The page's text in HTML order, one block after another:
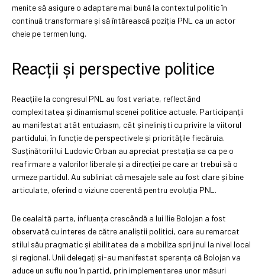
menite să asigure o adaptare mai bună la contextul politic în
continuă transformare și să întărească poziția PNL ca un actor
cheie pe termen lung.
Reacții și perspective politice
Reacțiile la congresul PNL au fost variate, reflectând
complexitatea și dinamismul scenei politice actuale. Participanții
au manifestat atât entuziasm, cât și neliniști cu privire la viitorul
partidului, în funcție de perspectivele și prioritățile fiecăruia.
Susținătorii lui Ludovic Orban au apreciat prestația sa ca pe o
reafirmare a valorilor liberale și a direcției pe care ar trebui să o
urmeze partidul. Au subliniat că mesajele sale au fost clare și bine
articulate, oferind o viziune coerentă pentru evoluția PNL.
De cealaltă parte, influența crescândă a lui Ilie Bolojan a fost
observată cu interes de către analiștii politici, care au remarcat
stilul său pragmatic și abilitatea de a mobiliza sprijinul la nivel local
și regional. Unii delegați și-au manifestat speranța că Bolojan va
aduce un suflu nou în partid, prin implementarea unor măsuri